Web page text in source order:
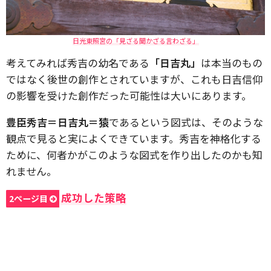
日光東照宮の「見ざる聞かざる言わざる」
考えてみれば秀吉の幼名である 「日吉丸」 は本当のもの
ではなく後世の創作とされていますが、これも日吉信仰
の影響を受けた創作だった可能性は大いにあります。
豊臣秀吉＝日吉丸＝猿であるという図式は、そのような
観点で見ると実によくできています。秀吉を神格化する
ために、何者かがこのような図式を作り出したのかも知
れません。
2ページ目 成功した策略